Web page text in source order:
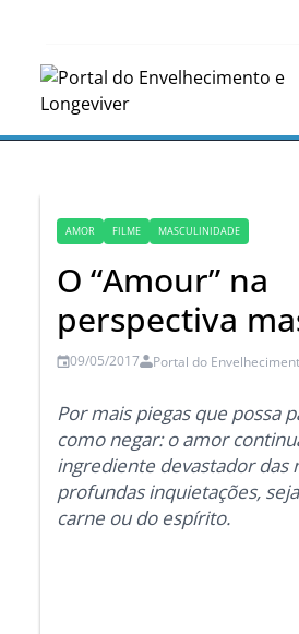
AMOR FILME MASCULINIDADE
O “Amour” na
perspectiva
09/05/2017 Portal do
Por mais piegas que possa
como negar: o amor
ingrediente devastador das
profundas inquietações,
carne ou do espírito.